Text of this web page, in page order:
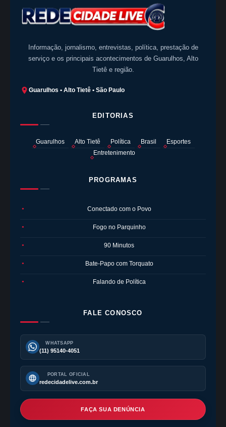
Informação, jornalismo, entrevistas, política, prestação de
serviço e os principais acontecimentos de Guarulhos, Alto
Tietê e região.
Guarulhos • Alto Tietê • São Paulo
EDITORIAS
Guarulhos Alto Tietê Política Brasil
Esportes
Entretenimento
PROGRAMAS
● Conectado com o Povo
● Fogo no Parquinho
● 90 Minutos
● Bate-Papo com Torquato
● Falando de Política
FALE CONOSCO
WHATSAPP
(11) 95140-4051
PORTAL OFICIAL
redecidadelive.com.br
FAÇA SUA DENÚNCIA